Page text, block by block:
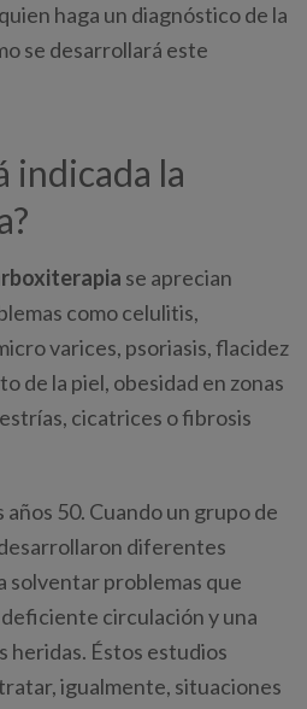
haga un diagnóstico de la
se desarrollará este
indicada la
se aprecian
como celulitis,
varices, psoriasis, flacidez
de la piel, obesidad en zonas
cicatrices o fibrosis
50. Cuando un grupo de
diferentes
solventar problemas que
circulación y una
heridas. Éstos estudios
igualmente, situaciones